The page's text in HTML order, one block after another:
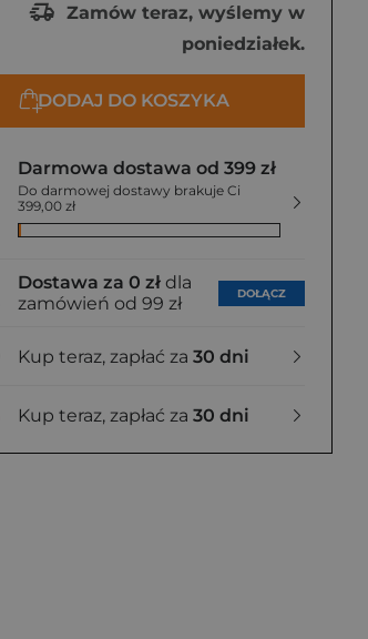
Zamów teraz, wyślemy w
poniedziałek.
DODAJ DO KOSZYKA
Darmowa dostawa od 399 zł
Do darmowej dostawy brakuje Ci
399,00 zł
Dostawa za 0 zł dla
zamówień od 99 zł
DOŁĄCZ
Kup teraz, zapłać za 30 dni
Kup teraz, zapłać za 30 dni